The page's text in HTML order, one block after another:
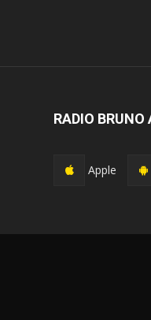
RADIO BRUNO
Apple